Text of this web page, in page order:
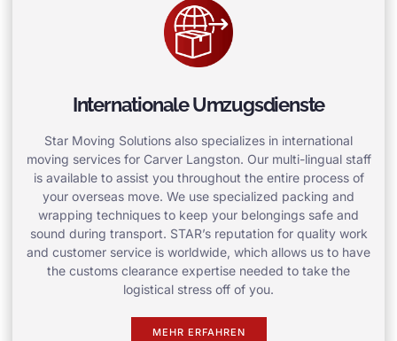
Internationale Umzugsdienste
Star Moving Solutions also specializes in international
moving services for Carver Langston. Our multi-lingual staff
is available to assist you throughout the entire process of
your overseas move. We use specialized packing and
wrapping techniques to keep your belongings safe and
sound during transport. STAR’s reputation for quality work
and customer service is worldwide, which allows us to have
the customs clearance expertise needed to take the
logistical stress off of you.
MEHR ERFAHREN